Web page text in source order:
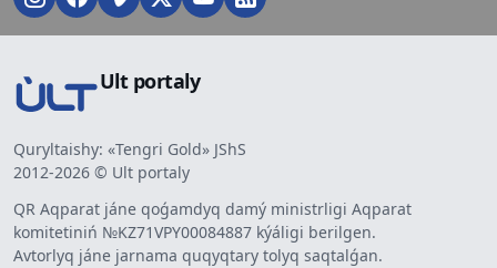
Ult portaly
Quryltaishy: «Tengri Gold» JShS
2012-2026 © Ult portaly
QR Aqparat jáne qoǵamdyq damý ministrligi Aqparat
komitetiniń №KZ71VPY00084887 kýáligi berilgen.
Avtorlyq jáne jarnama quqyqtary tolyq saqtalǵan.